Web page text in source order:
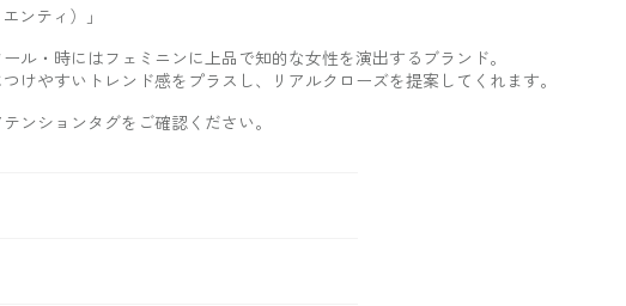
ンティ）」
ル・時にはフェミニンに上品で知的な女性を演出するブランド。
けやすいトレンド感をプラスし、リアルクローズを提案してくれます。
ンションタグをご確認ください。